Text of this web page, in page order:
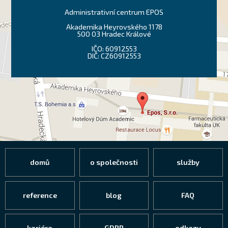
Administrativní centrum EPOS
Akademika Heyrovského 1178
500 03 Hradec Králové
IČO: 60912553
DIČ: CZ60912553
domů o společnosti služby
reference blog FAQ